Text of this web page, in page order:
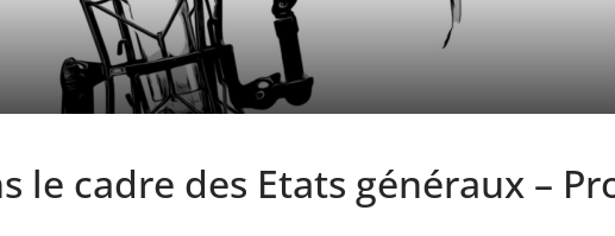
le cadre des Etats généraux –